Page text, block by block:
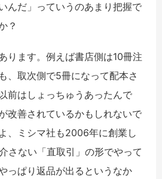
んだ」っていうのあまり把握で
？
ります。例えば書店側は10冊注
、取次側で5冊になって配本さ
前はしょっちゅうあったんで
改善されているかもしれないで
、ミシマ社も2006年に創業し
さない「直取引」の形でやって
っぱり返品が出るというなか